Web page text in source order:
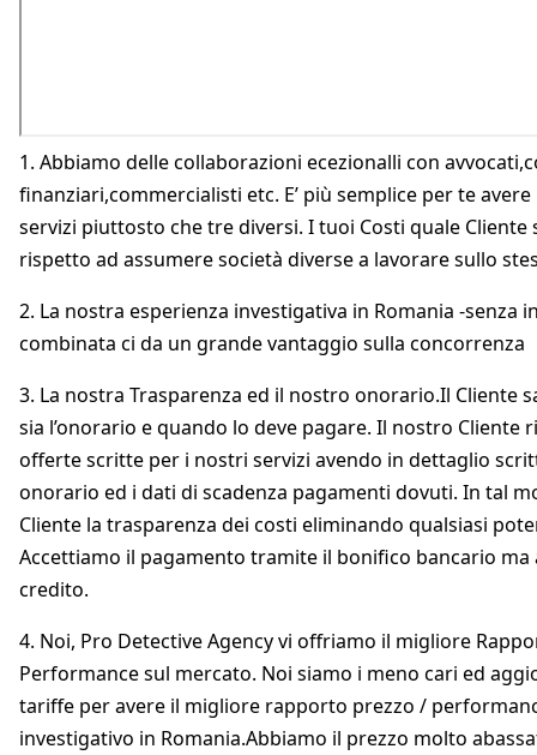
1. Abbiamo delle collaborazioni ecezionalli con
finanziari,commercialisti etc. E’ più semplice per te
servizi piuttosto che tre diversi. I tuoi Costi quale
rispetto ad assumere società diverse a lavorare sullo
2. La nostra esperienza investigativa in Romania -senza
combinata ci da un grande vantaggio sulla concorrenza
3. La nostra Trasparenza ed il nostro onorario.Il Cliente
sia l’onorario e quando lo deve pagare. Il nostro Cliente
offerte scritte per i nostri servizi avendo in dettaglio
onorario ed i dati di scadenza pagamenti dovuti. In tal
Cliente la trasparenza dei costi eliminando qualsiasi
Accettiamo il pagamento tramite il bonifico bancario ma
credito.
4. Noi, Pro Detective Agency vi offriamo il migliore
Performance sul mercato. Noi siamo i meno cari ed
tariffe per avere il migliore rapporto prezzo /
investigativo in Romania.Abbiamo il prezzo molto